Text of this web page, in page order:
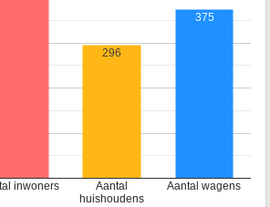
inwoners
Aantal
huishoudens
Aantal wagens
296
375